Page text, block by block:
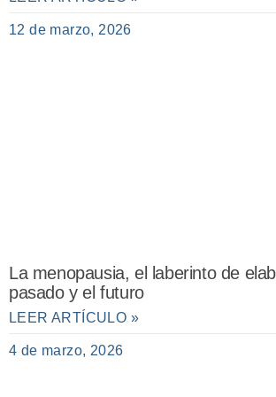
12 de marzo, 2026
La menopausia, el laberinto de
pasado y el futuro
LEER ARTÍCULO »
4 de marzo, 2026